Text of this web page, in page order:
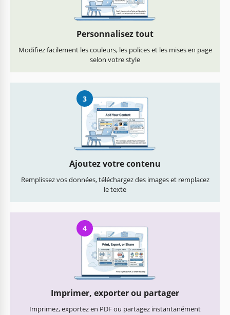
Personnalisez tout
Modifiez facilement les couleurs, les polices et les mises en page
selon votre style
3
Ajoutez votre contenu
Remplissez vos données, téléchargez des images et remplacez
le texte
4
Imprimer, exporter ou partager
Imprimez, exportez en PDF ou partagez instantanément